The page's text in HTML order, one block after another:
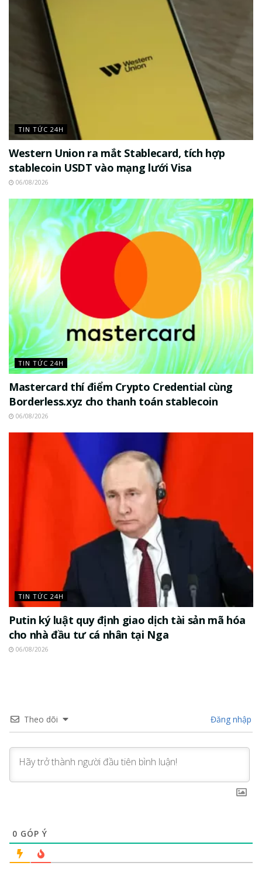
TIN TỨC 24H
Western Union ra mắt Stablecard, tích hợp
stablecoin USDT vào mạng lưới Visa
06/08/2026
TIN TỨC 24H
Mastercard thí điểm Crypto Credential cùng
Borderless.xyz cho thanh toán stablecoin
06/08/2026
TIN TỨC 24H
Putin ký luật quy định giao dịch tài sản mã hóa
cho nhà đầu tư cá nhân tại Nga
06/08/2026
Theo dõi Đăng nhập
0 GÓP Ý